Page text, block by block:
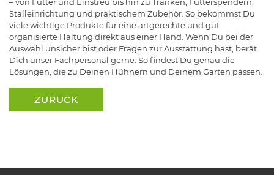
Stalleinrichtung und praktischem Zubehör. So bekommst Du
viele wichtige Produkte für eine artgerechte und gut
organisierte Haltung direkt aus einer Hand. Wenn Du bei der
Auswahl unsicher bist oder Fragen zur Ausstattung hast, berät
Dich unser Fachpersonal gerne. So findest Du genau die
Lösungen, die zu Deinen Hühnern und Deinem Garten passen.
ZURÜCK